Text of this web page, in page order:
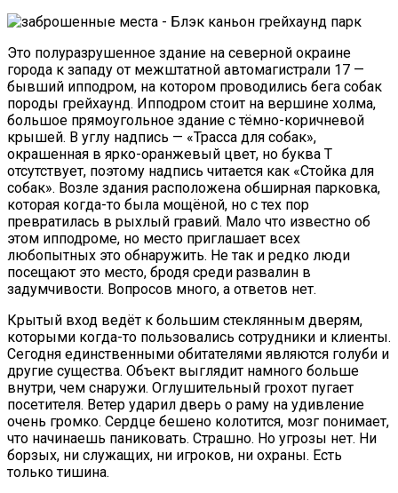
Это полуразрушенное здание на северной окраине
города к западу от межштатной автомагистрали 17 —
бывший ипподром, на котором проводились бега собак
породы грейхаунд. Ипподром стоит на вершине холма,
большое прямоугольное здание с тёмно-коричневой
крышей. В углу надпись — «Трасса для собак»,
окрашенная в ярко-оранжевый цвет, но буква Т
отсутствует, поэтому надпись читается как «Стойка для
собак». Возле здания расположена обширная парковка,
которая когда-то была мощёной, но с тех пор
превратилась в рыхлый гравий. Мало что известно об
этом ипподроме, но место приглашает всех
любопытных это обнаружить. Не так и редко люди
посещают это место, бродя среди развалин в
задумчивости. Вопросов много, а ответов нет.
Крытый вход ведёт к большим стеклянным дверям,
которыми когда-то пользовались сотрудники и клиенты.
Сегодня единственными обитателями являются голуби и
другие существа. Объект выглядит намного больше
внутри, чем снаружи. Оглушительный грохот пугает
посетителя. Ветер ударил дверь о раму на удивление
очень громко. Сердце бешено колотится, мозг понимает,
что начинаешь паниковать. Страшно. Но угрозы нет. Ни
борзых, ни служащих, ни игроков, ни охраны. Есть
только тишина.